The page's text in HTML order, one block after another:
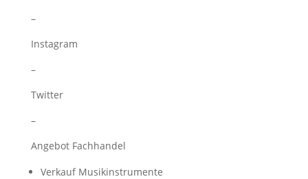
–
Instagram
–
Twitter
–
Angebot Fachhandel
Verkauf Musikinstrumente